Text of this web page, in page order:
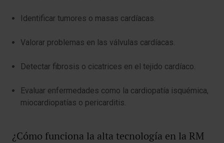
Identificar tumores o masas cardíacas.
Valorar problemas en las válvulas cardíacas.
Detectar fibrosis o cicatrices en el tejido cardíaco.
Evaluar enfermedades como la cardiopatía isquémica,
miocardiopatías o pericarditis.
¿Cómo funciona la alta tecnología en la RM